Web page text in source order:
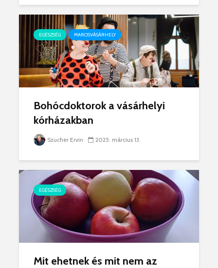
EGÉSZSÉG MAROSVÁSÁRHELY
Bohócdoktorok a vásárhelyi
kórházakban
Szucher Ervin 2025. március 13.
EGÉSZSÉG
Mit ehetnek és mit nem az